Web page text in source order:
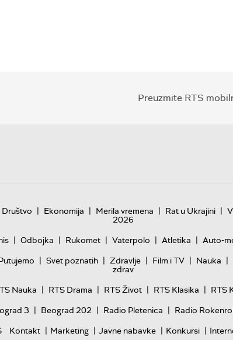
Preuzmite RTS
Društvo | Ekonomija | Merila vremena | Rat u Ukrajini |
2026
| Odbojka | Rukomet | Vaterpolo | Atletika | Auto-
| Svet poznatih | Zdravlje | Film i TV | Nauka |
zdrav
Nauka | RTS Drama | RTS Život | RTS Klasika | RTS
3 | Beograd 202 | Radio Pletenica | Radio
Kontakt | Marketing | Javne nabavke | Konkursi |